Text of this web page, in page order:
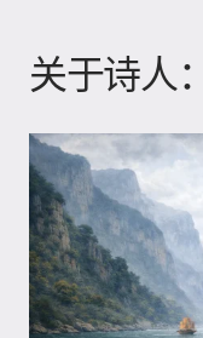
关于诗人：